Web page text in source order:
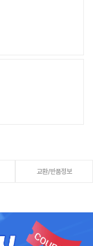
교환/반품정보